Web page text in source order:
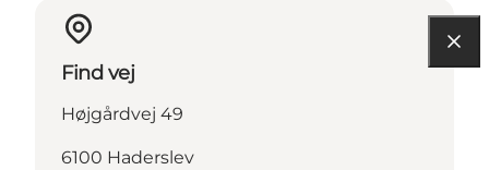
Find vej
Højgårdvej 49
6100 Haderslev